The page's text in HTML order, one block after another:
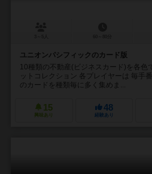
ユニオンパシフィックのカード版
10種類の不動産(ビジネスカード)を各色
ットコレクション 各プレイヤーは 毎手
のカードを種類毎に多く集めま...
15
興味あり
48
経験あり